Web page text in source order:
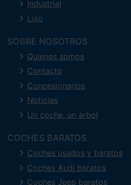
Industrial
Lujo
SOBRE NOSOTROS
Quienes somos
Contacto
Concesionarios
Noticias
Un coche, un árbol
COCHES BARATOS
Coches usados y baratos
Coches Audi baratos
Coches Jeep baratos